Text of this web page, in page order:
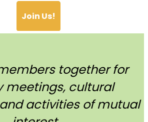
Join Us!
together for
meetings, cultural
activities of mutual